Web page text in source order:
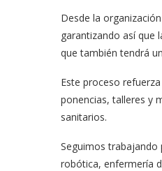
Desde la
garantizando así que
que también tendrá
Este proceso
ponencias, talleres y
sanitarios.
Seguimos trabajando
robótica, enfermería